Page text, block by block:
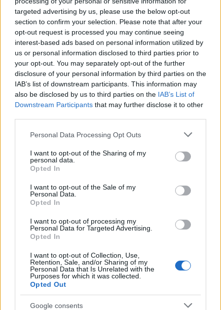
targeted advertising by us, please use the below opt-out
section to confirm your selection. Please note that after your
opt-out request is processed you may continue seeing
interest-based ads based on personal information utilized by
us or personal information disclosed to third parties prior to
your opt-out. You may separately opt-out of the further
disclosure of your personal information by third parties on the
IAB’s list of downstream participants. This information may
also be disclosed by us to third parties on the IAB’s List of
Downstream Participants that may further disclose it to other
Please note that this website/app uses one or more Google
not limited to your visit or usage behaviour. You may click to
grant or deny consent to Google and its third-party tags to
use your data for below specified purposes in below Google
consent section.
Personal Data Processing Opt Outs
I want to opt-out of the Sharing of my
personal data.
Opted In
I want to opt-out of the Sale of my
Personal Data.
Opted In
I want to opt-out of processing my
Personal Data for Targeted Advertising.
Opted In
I want to opt-out of Collection, Use,
Retention, Sale, and/or Sharing of my
Personal Data that Is Unrelated with the
Purposes for which it was collected.
Opted Out
Google consents
AUTORE
Staff
Continua a leggere
BELLEZZA